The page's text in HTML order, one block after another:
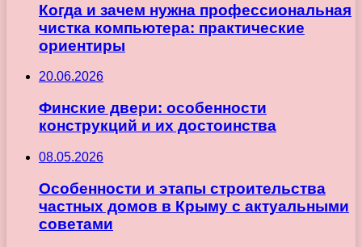
Когда и зачем нужна профессиональная
чистка компьютера: практические
ориентиры
20.06.2026
Финские двери: особенности
конструкций и их достоинства
08.05.2026
Особенности и этапы строительства
частных домов в Крыму с актуальными
советами